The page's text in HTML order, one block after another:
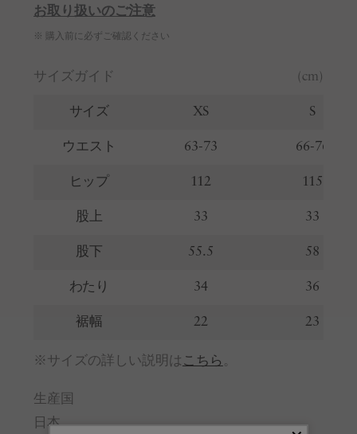
お取り扱いのご注意
※ 購入前に必ずご確認ください
サイズガイド (cm)
サイズ XS S
ウエスト 63-73 66-76
ヒップ 112 115
股上 33 33
股下 55.5 58
わたり 34 36
裾幅 22 23
※サイズの詳しい説明は こちら 。
生産国
日本